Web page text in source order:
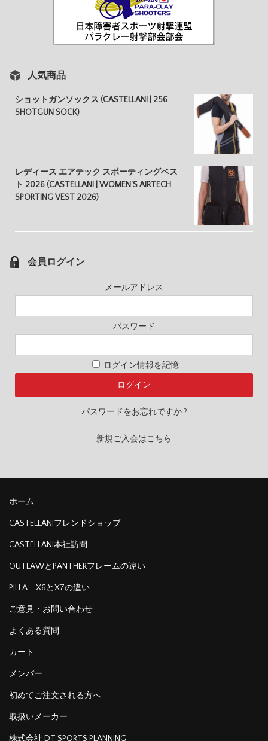
人気商品
ショットガンソックス (CASTELLANI | 256
SHOTGUN SOCK)
レディース エアテック スポーティングベス
ト 2026 (CASTELLANI | WOMEN’S AIRTECH
SPORTING VEST 2026)
会員ログイン
メールアドレス
パスワード
ログイン情報を記憶
パスワードをお忘れですか ?
新規ご入会はこちら
ホーム
CASTELLANIフレンドショップ
CASTELLANI本社訪問
OUTLAWとPANTHERフレームの違い
PILLA X6とX7の違い
ご意見・お問い合わせ
よくある質問
カート
メンバー
初めてご注文される方へ
取扱いメーカー
株式会社 DT SPORTS PLANNING